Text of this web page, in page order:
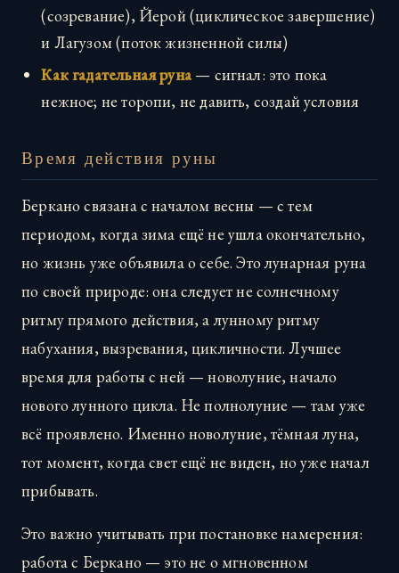
(созревание), Йерой (циклическое завершение)
и Лагузом (поток жизненной силы)
Как гадательная руна— сигнал: это пока
нежное; не торопи, не давить, создай условия
Время действия руны
Беркано связана с началом весны — с тем
периодом, когда зима ещё не ушла окончательно,
но жизнь уже объявила о себе. Это лунарная руна
по своей природе: она следует не солнечному
ритму прямого действия, а лунному ритму
набухания, вызревания, цикличности. Лучшее
время для работы с ней — новолуние, начало
нового лунного цикла. Не полнолуние — там уже
всё проявлено. Именно новолуние, тёмная луна,
тот момент, когда свет ещё не виден, но уже начал
прибывать.
Это важно учитывать при постановке намерения:
работа с Беркано — это не о мгновенном